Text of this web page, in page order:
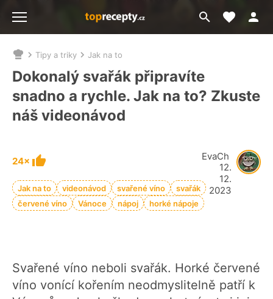
Přejít
na
Moje
Nacházíte
se
zde:
Tipy a triky Jak na to
Dokonalý svařák připravíte
snadno a rychle. Jak na to? Zkuste
náš videonávod
24×
EvaCh
12.
12.
2023
Jak na to videonávod svařené víno
svařák
červené víno
Vánoce nápoj horké nápoje
Svařené víno neboli svařák. Horké červené
víno vonící kořením neodmyslitelně patří k